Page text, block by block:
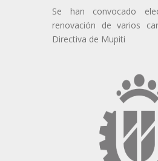
Se han convocado
renovación de varios
Directiva de Mupiti